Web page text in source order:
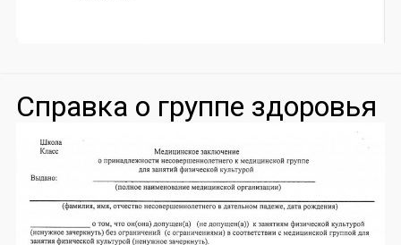
Справка о группе здоровья